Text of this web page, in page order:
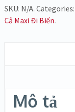
SKU: N/A. Categories:
Cả Maxi Đi Biển.
Mô tả